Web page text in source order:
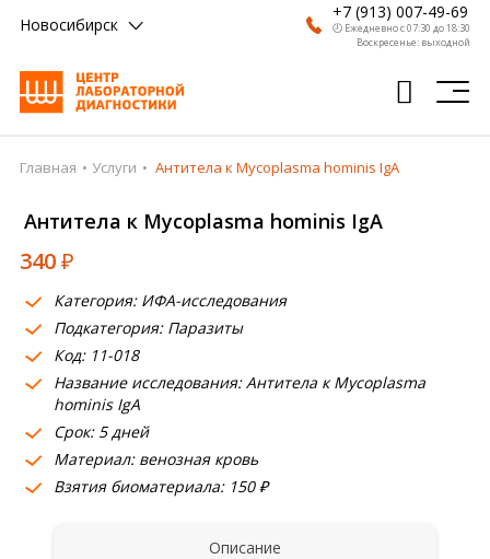
Новосибирск
+7 (913) 007-49-69
🕗 Ежедневно с 07:30 до 18:30
Воскресенье: выходной
Главная
Анализы
Врачи
Получить результат
Пациентам
О компании
Где сдать
Партнерам
Главная Услуги Антитела к Mycoplasma hominis IgA
Антитела к Mycoplasma hominis IgA
340₽
Категория: ИФА-исследования
Подкатегория: Паразиты
Код: 11-018
Название исследования: Антитела к Mycoplasma
hominis IgA
Срок: 5 дней
Материал: венозная кровь
Взятия биоматериала: 150 ₽
Описание